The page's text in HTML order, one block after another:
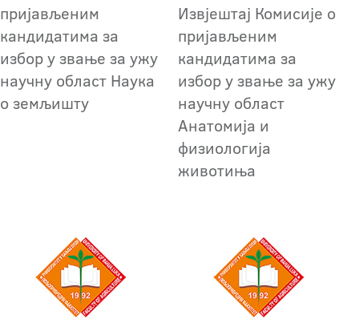
пријављеним
кандидатима за
избор у звање за ужу
научну област Наука
о земљишту
Извјештај Комисије о
пријављеним
кандидатима за
избор у звање за ужу
научну област
Анатомија и
физиологија
животиња